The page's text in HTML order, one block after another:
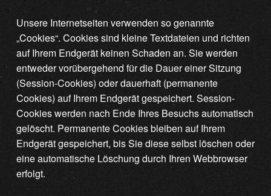
Unsere Internetseiten verwenden so genannte
„Cookies“. Cookies sind kleine Textdateien und richten
auf Ihrem Endgerät keinen Schaden an. Sie werden
entweder vorübergehend für die Dauer einer Sitzung
(Session-Cookies) oder dauerhaft (permanente
Cookies) auf Ihrem Endgerät gespeichert. Session-
Cookies werden nach Ende Ihres Besuchs automatisch
gelöscht. Permanente Cookies bleiben auf Ihrem
Endgerät gespeichert, bis Sie diese selbst löschen oder
eine automatische Löschung durch Ihren Webbrowser
erfolgt.